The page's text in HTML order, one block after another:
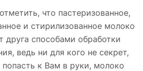
что пастеризованное,
и стирилизованное молоко
друга способами обработки
ведь ни для кого не секрет,
попасть к Вам в руки, молоко